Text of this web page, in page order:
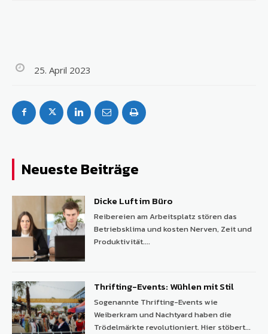
25. April 2023
Neueste Beiträge
Dicke Luft im Büro
Reibereien am Arbeitsplatz stören das
Betriebsklima und kosten Nerven, Zeit und
Produktivität....
Thrifting-Events: Wühlen mit Stil
Sogenannte Thrifting-Events wie
Weiberkram und Nachtyard haben die
Trödelmärkte revolutioniert. Hier stöbert...